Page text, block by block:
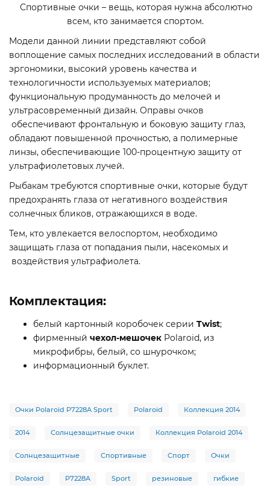
Спортивные очки – вещь, которая нужна абсолютно
всем, кто занимается спортом.
Модели данной линии представляют собой
воплощение самых последних исследований в области
эргономики, высокий уровень качества и
технологичности используемых материалов;
функциональную продуманность до мелочей и
ультрасовременный дизайн. Оправы очков
обеспечивают фронтальную и боковую защиту глаз,
обладают повышенной прочностью, а полимерные
линзы, обеспечивающие 100-процентную защиту от
ультрафиолетовых лучей.
Рыбакам требуются спортивные очки, которые будут
предохранять глаза от негативного воздействия
солнечных бликов, отражающихся в воде.
Тем, кто увлекается велоспортом, необходимо
защищать глаза от попадания пыли, насекомых и
воздействия ультрафиолета.
Комплектация:
белый картонный коробочек серии Twist;
фирменный чехол-мешочек Polaroid, из
микрофибры, белый, со шнурочком;
информационный буклет.
Очки Polaroid P7228A Sport Polaroid Коллекция 2014
2014 Солнцезащитные очки Коллекция Polaroid 2014
Солнцезащитные Спортивные Спорт Очки
Polaroid P7228A Sport резиновые гибкие